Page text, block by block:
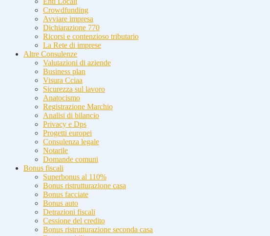
Crowdfunding
Avviare impresa
Dichiarazione 770
Ricorsi e contenzioso tributario
La Rete di imprese
Altre Consulenze
Valutazioni di aziende
Business plan
Visura Cciaa
Sicurezza sul lavoro
Anatocismo
Registrazione Marchio
Analisi di bilancio
Privacy e Dps
Progetti europei
Consulenza legale
Notarile
Domande comuni
Bonus fiscali
Superbonus al 110%
Bonus ristrutturazione casa
Bonus facciate
Bonus auto
Detrazioni fiscali
Cessione del credito
Bonus ristrutturazione seconda casa